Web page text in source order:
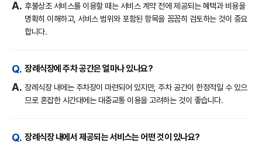
후불상조 서비스를 이용할 때는 서비스 계약 전에 제공되는 혜택과 비용을
명확히 이해하고, 서비스 범위와 포함된 항목을 꼼꼼히 검토하는 것이 중요
합니다.
장례식장에 주차 공간은 얼마나 있나요?
장례식장 내에는 주차장이 마련되어 있지만, 주차 공간이 한정적일 수 있으
므로 혼잡한 시간대에는 대중교통 이용을 고려하는 것이 좋습니다.
장례식장 내에서 제공되는 서비스는 어떤 것이 있나요?